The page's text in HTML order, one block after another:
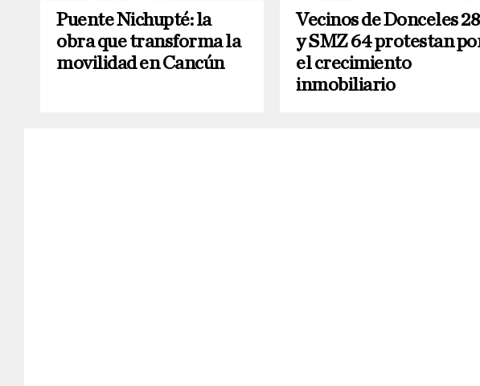
Puente Nichupté: la
obra que transforma la
movilidad en Cancún
Vecinos de Donceles 28
y SMZ 64 protestan
el crecimiento
inmobiliario